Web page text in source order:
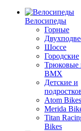
Велосипеды
Горные
Шоссе
Городские
Трюковые
BMX
Детские и
Atom Bikes
Merida
Titan
Bikes